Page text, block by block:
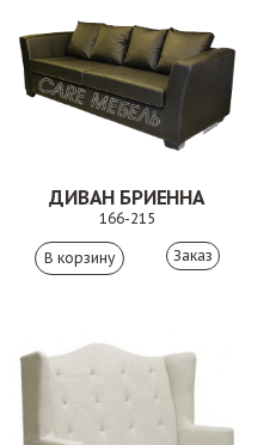
ДИВАН БРИЕННА
166-215
Заказ